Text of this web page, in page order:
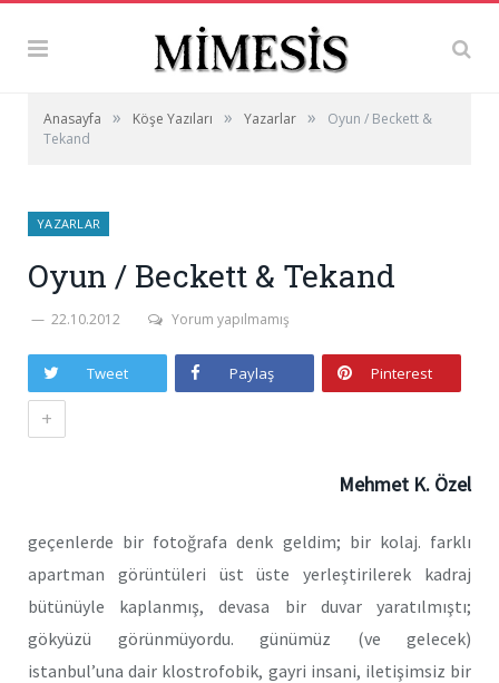
Anasayfa » Köşe Yazıları » Yazarlar »
Oyun / Beckett &
Tekand
YAZARLAR
Oyun / Beckett & Tekand
22.10.2012 Yorum yapılmamış
Tweet Paylaş Pinterest
+
Mehmet K. Özel
geçenlerde bir fotoğrafa denk geldim; bir kolaj. farklı
apartman görüntüleri üst üste yerleştirilerek kadraj
bütünüyle kaplanmış, devasa bir duvar yaratılmıştı;
gökyüzü görünmüyordu. günümüz (ve gelecek)
istanbul’una dair klostrofobik, gayri insani, iletişimsiz bir